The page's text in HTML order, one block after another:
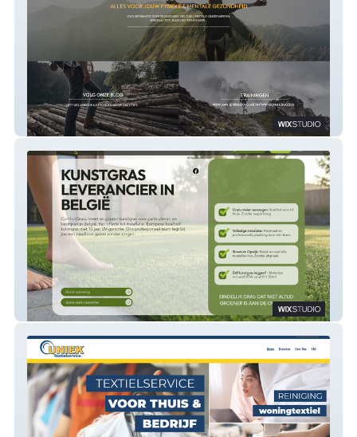
Tijdloos Bewustzijn
Comfortgrass.be